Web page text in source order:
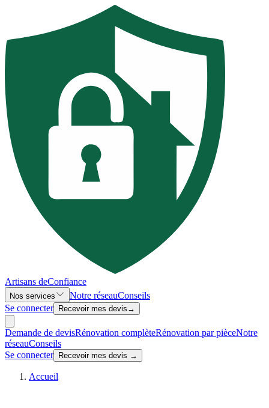
Artisans deConfiance
Nos services Notre réseauConseils
Se connecter
Recevoir mes devis →
Demande de devisRénovation complèteRénovation par pièceNotre
réseauConseils
Se connecter
Recevoir mes devis →
Accueil